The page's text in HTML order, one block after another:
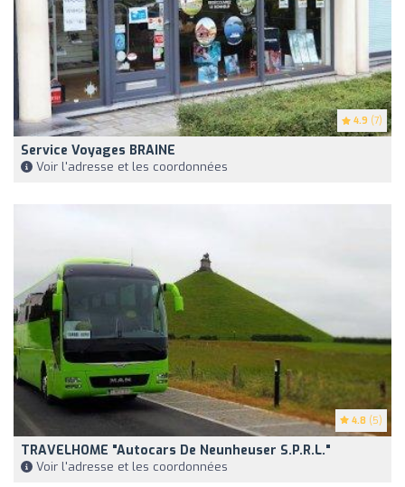
4.9 (7)
Service Voyages BRAINE
Voir l'adresse et les coordonnées
4.8 (5)
TRAVELHOME "Autocars De Neunheuser S.p.r.l."
Voir l'adresse et les coordonnées